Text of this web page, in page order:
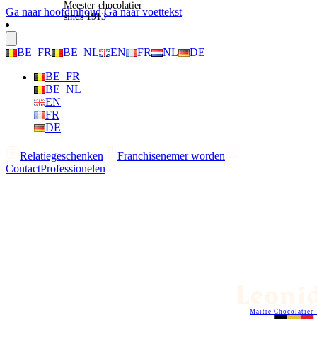
Ga naar hoofdinhoud Ga naar voettekst
BE_FR BE_NL EN FR NL
DE
BE_FR
BE_NL
EN
FR
DE
Relatiegeschenken
Franchisenemer worden
ContactProfessionelen
Maitre Chocolatier
Meester-chocolatier
sinds 1913